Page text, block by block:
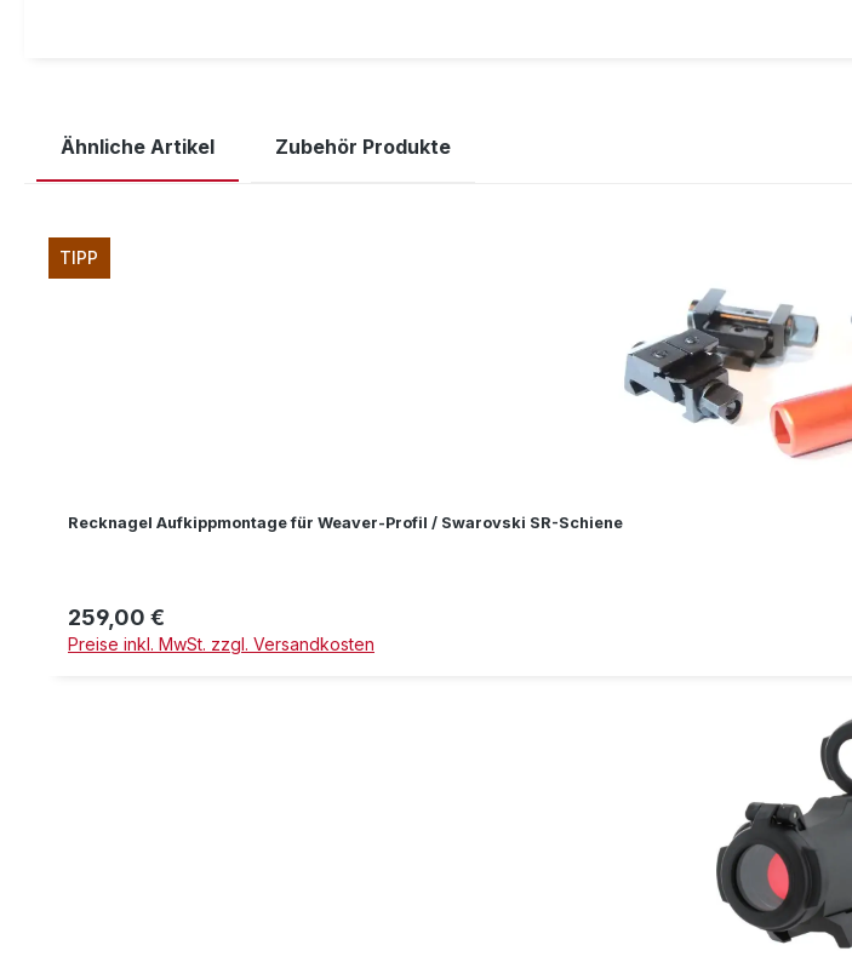
Ähnliche Artikel Zubehör Produkte
TIPP
Recknagel Aufkippmontage für Weaver-Profil / Swarovski SR-Schiene
Regulärer Preis:
259,00 €
Preise inkl. MwSt. zzgl. Versandkosten